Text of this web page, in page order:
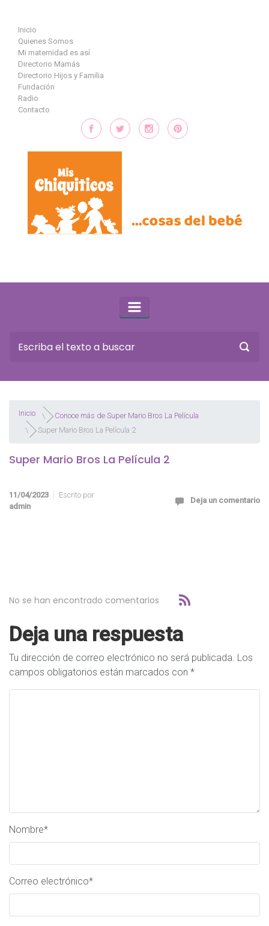
Inicio
Quienes Somos
Mi maternidad es así
Directorio Mamás
Directorio Hijos y Familia
Fundación
Radio
Contacto
Inicio
Conoce más de Super Mario Bros La Película
Super Mario Bros La Película 2
Super Mario Bros La Película 2
11/04/2023
Escrito por
admin
Deja un comentario
No se han encontrado comentarios
Deja una respuesta
Tu dirección de correo electrónico no será publicada. Los
campos obligatorios están marcados con *
Nombre*
Correo electrónico*